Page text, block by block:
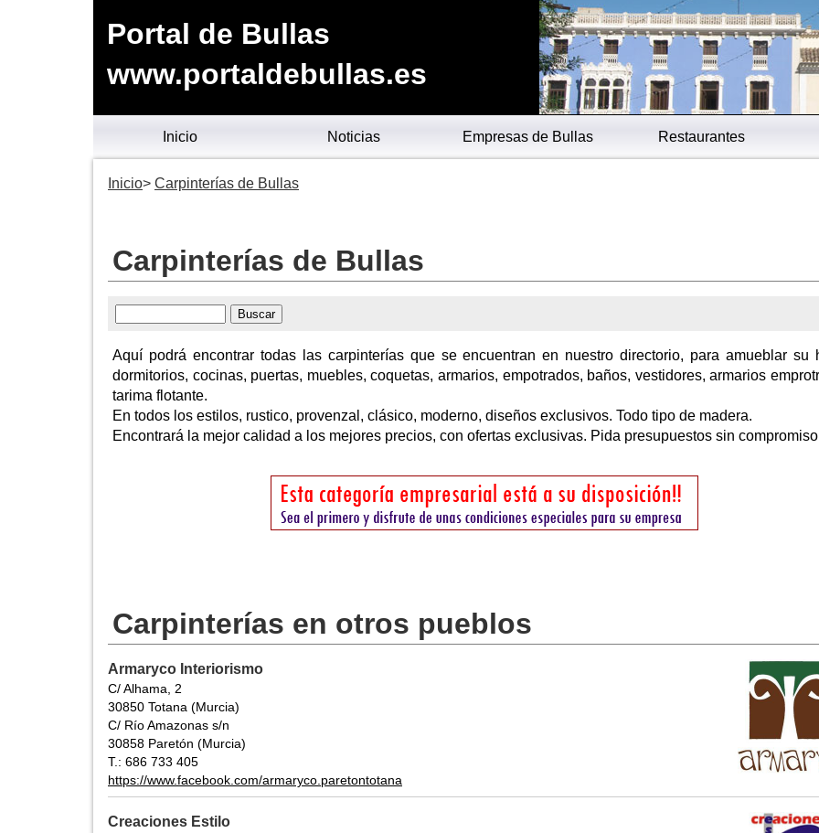
Portal de Bullas
www.portaldebullas.es
Inicio Noticias Empresas de Bullas Restaurantes
Inicio Carpinterías de Bullas
Carpinterías de Bullas
Aquí podrá encontrar todas las carpinterías que se encuentran en nuestro directorio, para amueblar su
dormitorios, cocinas, puertas, muebles, coquetas, armarios, empotrados, baños, vestidores, armarios
tarima flotante.
En todos los estilos, rustico, provenzal, clásico, moderno, diseños exclusivos. Todo tipo de madera.
Encontrará la mejor calidad a los mejores precios, con ofertas exclusivas. Pida presupuestos sin
Carpinterías en otros pueblos
Armaryco Interiorismo
C/ Alhama, 2
30850 Totana (Murcia)
C/ Río Amazonas s/n
30858 Paretón (Murcia)
T.: 686 733 405
https://www.facebook.com/armaryco.paretontotana
Creaciones Estilo